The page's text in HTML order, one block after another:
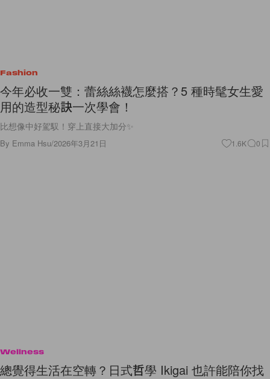
Fashion
今年必收一雙：蕾絲絲襪怎麼搭？5 種時髦女生愛
用的造型秘訣一次學會！
比想像中好駕馭！穿上直接大加分✨
By Emma Hsu/2026年3月21日 1.6K 0
Wellness
總覺得生活在空轉？日式哲學 Ikigai 也許能陪你找